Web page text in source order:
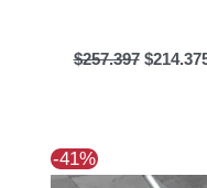
$257.397 $
-41%
precio